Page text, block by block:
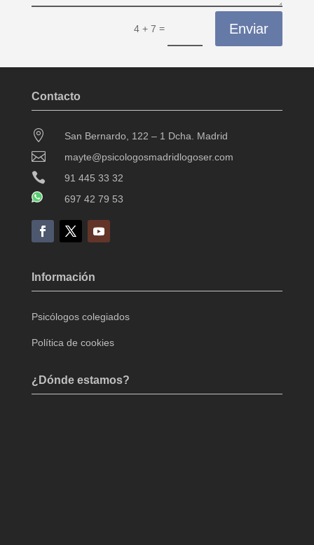
4 + 7 = Enviar
Contacto
 San Bernardo, 122 – 1 Dcha. Madrid
 mayte@psicologosmadridlogoser.com

91 445 33 32
697 42 79 53
Información
Psicólogos colegiados
Política de cookies
¿Dónde estamos?